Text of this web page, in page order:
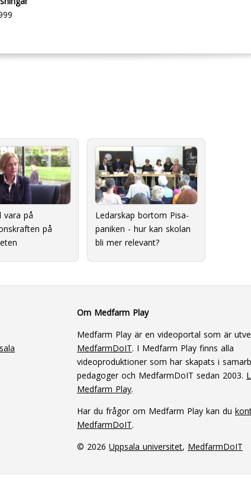
vara på
på
Ledarskap bortom Pisa-
paniken - hur kan skolan
bli mer relevant?
Om Medfarm Play
Medfarm Play är en videoportal som är
MedfarmDoIT. I Medfarm Play finns alla
videoproduktioner som har skapats i
pedagoger och MedfarmDoIT sedan 2003.
Medfarm Play.
Har du frågor om Medfarm Play kan du
MedfarmDoIT.
© 2026 Uppsala universitet, MedfarmDoIT